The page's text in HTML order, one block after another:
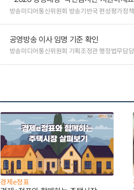
방송미디어통신위원회 방송기반국 편성평가정
공영방송 이사 임명 기준 확인
방송미디어통신위원회 기획조정관 행정법무담
경제e정표